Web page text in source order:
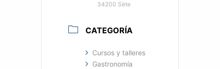
34200 Sète
CATEGORÍA
Cursos y talleres
Gastronomía